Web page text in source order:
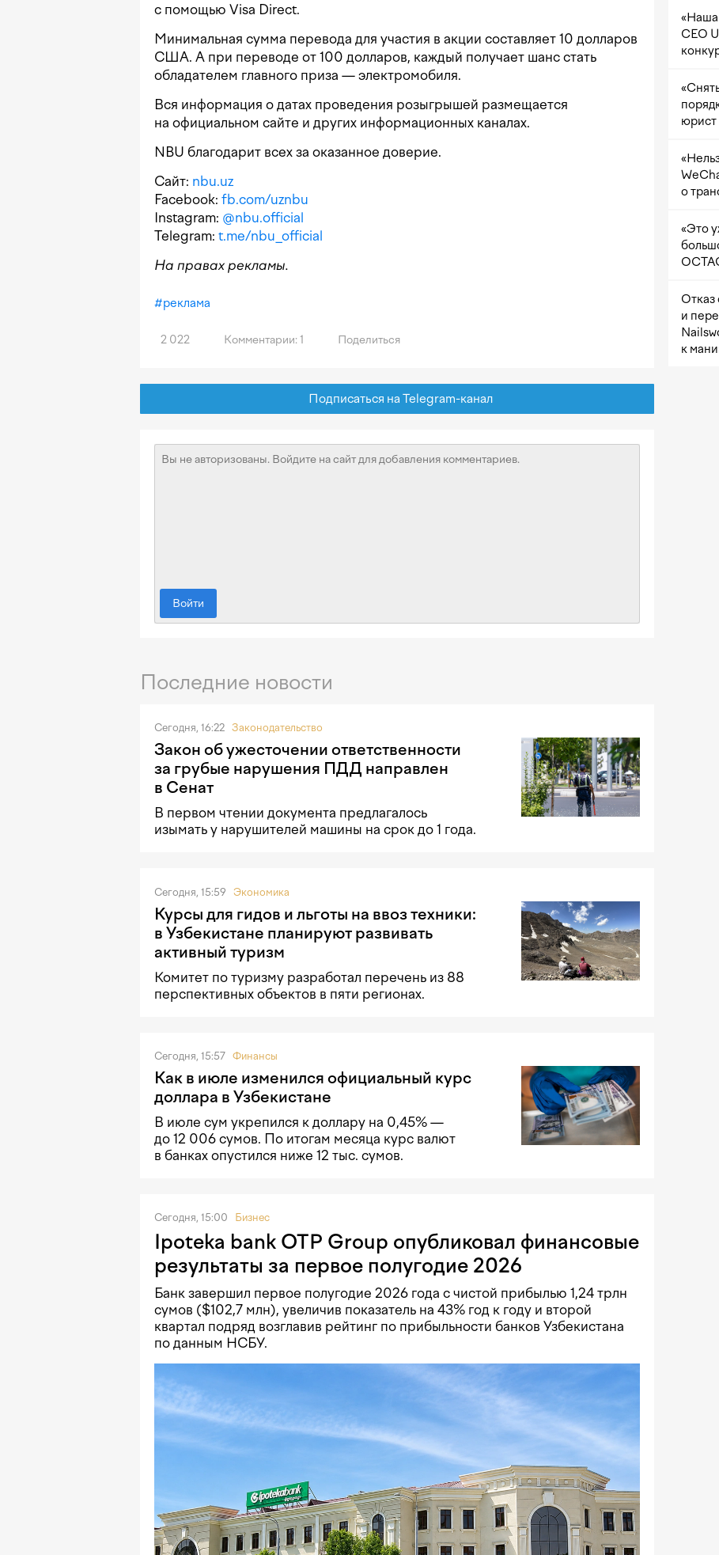
с помощью Visa Direct.
Минимальная сумма перевода для участия в акции составляет 10 долларов
США. А при переводе от 100 долларов, каждый получает шанс стать
обладателем главного приза — электромобиля.
Вся информация о датах проведения розыгрышей размещается
на официальном сайте и других информационных каналах.
NBU благодарит всех за оказанное доверие.
Сайт: nbu.uz
Facebook: fb.com/uznbu
Instagram: @nbu.official
Telegram: t.me/nbu_official
На правах рекламы.
#реклама
2 022 Комментарии: 1 Поделиться
Подписаться на Telegram-канал
Войти
Последние новости
Сегодня, 16:22 Законодательство
Закон об ужесточении ответственности
за грубые нарушения ПДД направлен
в Сенат
В первом чтении документа предлагалось
изымать у нарушителей машины на срок до 1 года.
Сегодня, 15:59 Экономика
Курсы для гидов и льготы на ввоз техники:
в Узбекистане планируют развивать
активный туризм
Комитет по туризму разработал перечень из 88
перспективных объектов в пяти регионах.
Сегодня, 15:57 Финансы
Как в июле изменился официальный курс
доллара в Узбекистане
В июле сум укрепился к доллару на 0,45% —
до 12 006 сумов. По итогам месяца курс валют
в банках опустился ниже 12 тыс. сумов.
Сегодня, 15:00 Бизнес
Ipoteka bank OTP Group опубликовал финансовые
результаты за первое полугодие 2026
Банк завершил первое полугодие 2026 года с чистой прибылью 1,24 трлн
сумов ($102,7 млн), увеличив показатель на 43% год к году и второй
квартал подряд возглавив рейтинг по прибыльности банков Узбекистана
по данным НСБУ.
«Наша
CEO
юрист
о
«Это
Отказ
и
к